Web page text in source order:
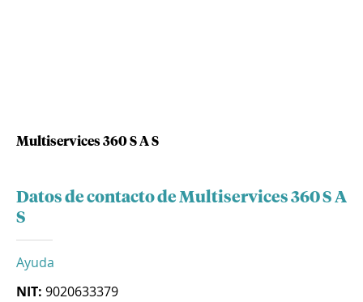
Multiservices 360 S A S
Datos de contacto de Multiservices 360 S A
S
Ayuda
NIT: 9020633379